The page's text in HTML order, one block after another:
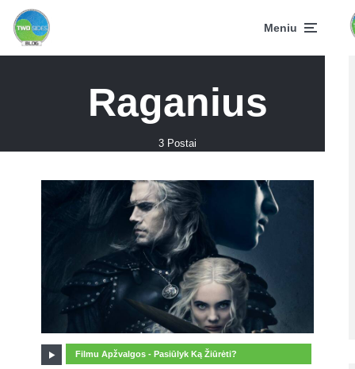
Meniu
Raganius
3 Postai
Filmu Apžvalgos - Pasiūlyk Ką Žiūrėti?